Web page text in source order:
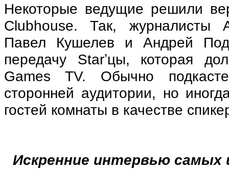
Некоторые ведущие решили
Clubhouse. Так, журналисты
Павел Кушелев и Андрей
передачу Starʼцы, которая
Games TV. Обычно
сторонней аудитории, но
гостей комнаты в качестве
Искренние интервью самых